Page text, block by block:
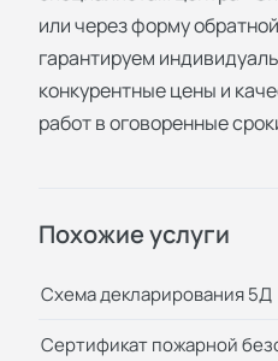
или через форму
гарантируем
конкурентные цены и
работ в оговоренные
Похожие услуги
Схема декларирования 5Д
Сертификат пожарной